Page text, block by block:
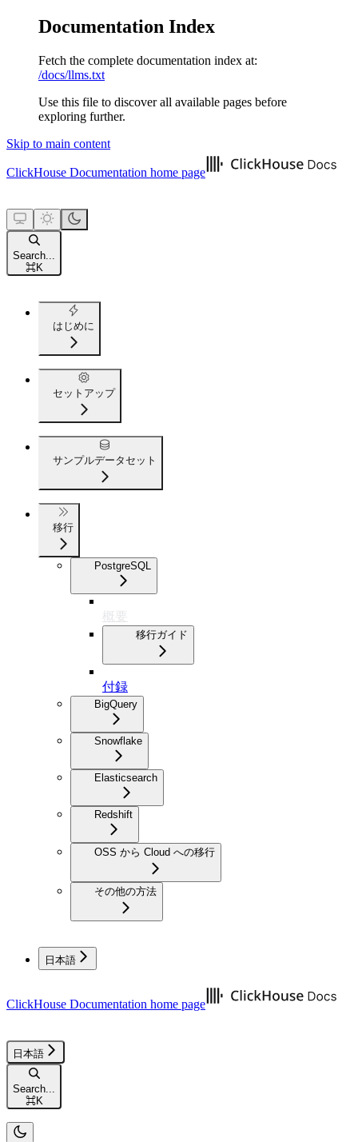
Documentation Index
Fetch the complete documentation index at:
/docs/llms.txt
Use this file to discover all available pages before
exploring further.
Skip to main content
ClickHouse Documentation home page
Search...
⌘K
はじめに
セットアップ
サンプルデータセット
移行
PostgreSQL
概要
移行ガイド
付録
BigQuery
Snowflake
Elasticsearch
Redshift
OSS から Cloud への移行
その他の方法
日本語
ClickHouse Documentation home page
日本語
Search...
⌘K